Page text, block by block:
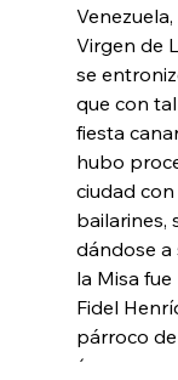
Virgen de
se
que con
fiesta
hubo
ciudad
bailarines,
dándose a
la Misa
Fidel
párroco
´